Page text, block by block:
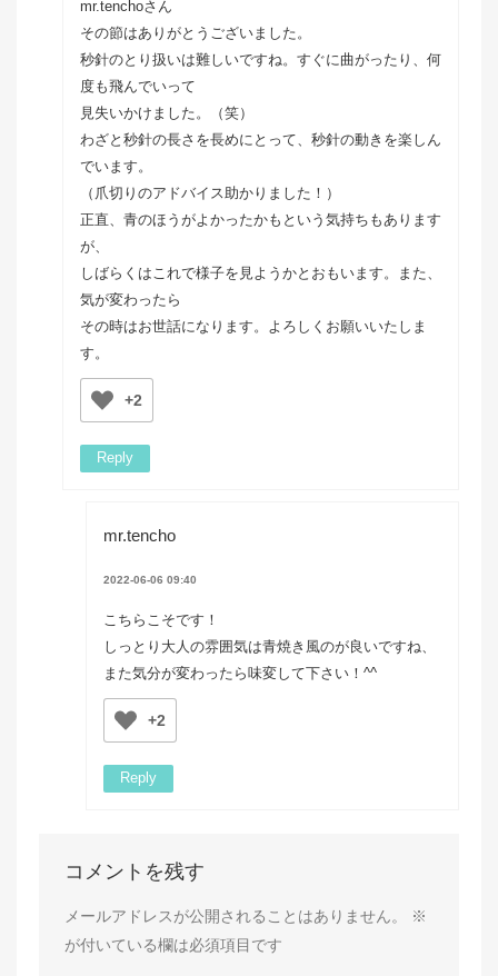
mr.tenchoさん
その節はありがとうございました。
秒針のとり扱いは難しいですね。すぐに曲がったり、何
度も飛んでいって
見失いかけました。（笑）
わざと秒針の長さを長めにとって、秒針の動きを楽しん
でいます。
（爪切りのアドバイス助かりました！）
正直、青のほうがよかったかもという気持ちもあります
が、
しばらくはこれで様子を見ようかとおもいます。また、
気が変わったら
その時はお世話になります。よろしくお願いいたしま
す。
+2
Reply
mr.tencho
2022-06-06 09:40
こちらこそです！
しっとり大人の雰囲気は青焼き風のが良いですね、
また気分が変わったら味変して下さい！^^
+2
Reply
コメントを残す
メールアドレスが公開されることはありません。
※
が付いている欄は必須項目です